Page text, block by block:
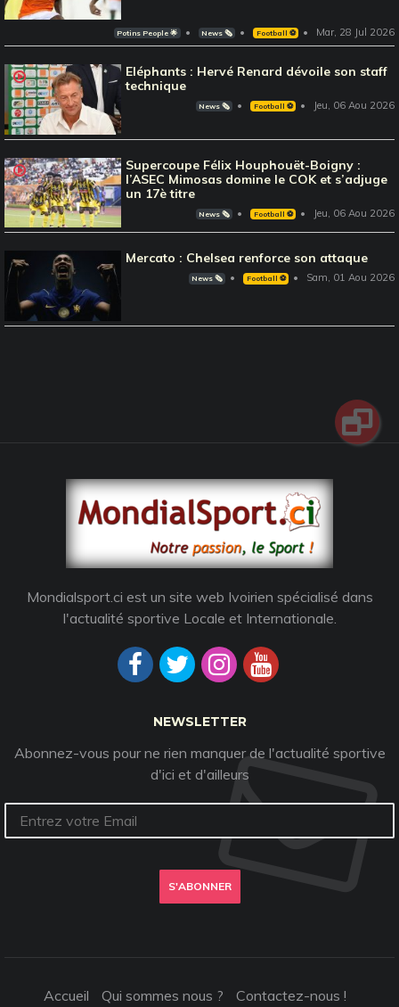
Potins People 🌟 News 🗞️ Football ⚽️ Mar, 28 Jul 2026
Eléphants : Hervé Renard dévoile son staff
technique
News 🗞️ Football ⚽️ Jeu, 06 Aou 2026
Supercoupe Félix Houphouët-Boigny :
l’ASEC Mimosas domine le COK et s’adjuge
un 17è titre
News 🗞️ Football ⚽️ Jeu, 06 Aou 2026
Mercato : Chelsea renforce son attaque
News 🗞️ Football ⚽️ Sam, 01 Aou 2026
Mondialsport.ci est un site web Ivoirien spécialisé dans
l'actualité sportive Locale et Internationale.
NEWSLETTER
Abonnez-vous pour ne rien manquer de l'actualité sportive
d'ici et d'ailleurs
S'ABONNER
Accueil Qui sommes nous ? Contactez-nous !